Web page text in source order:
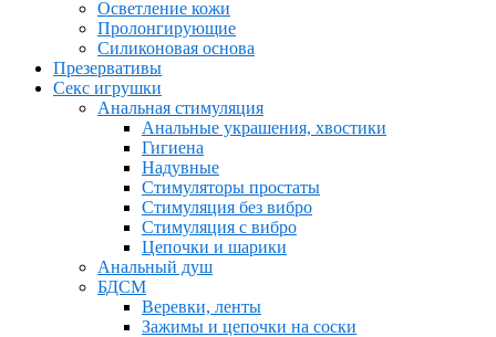
Осветление кожи
Пролонгирующие
Силиконовая основа
Презервативы
Секс игрушки
Анальная стимуляция
Анальные украшения, хвостики
Гигиена
Надувные
Стимуляторы простаты
Стимуляция без вибро
Стимуляция с вибро
Цепочки и шарики
Анальный душ
БДСМ
Веревки, ленты
Зажимы и цепочки на соски